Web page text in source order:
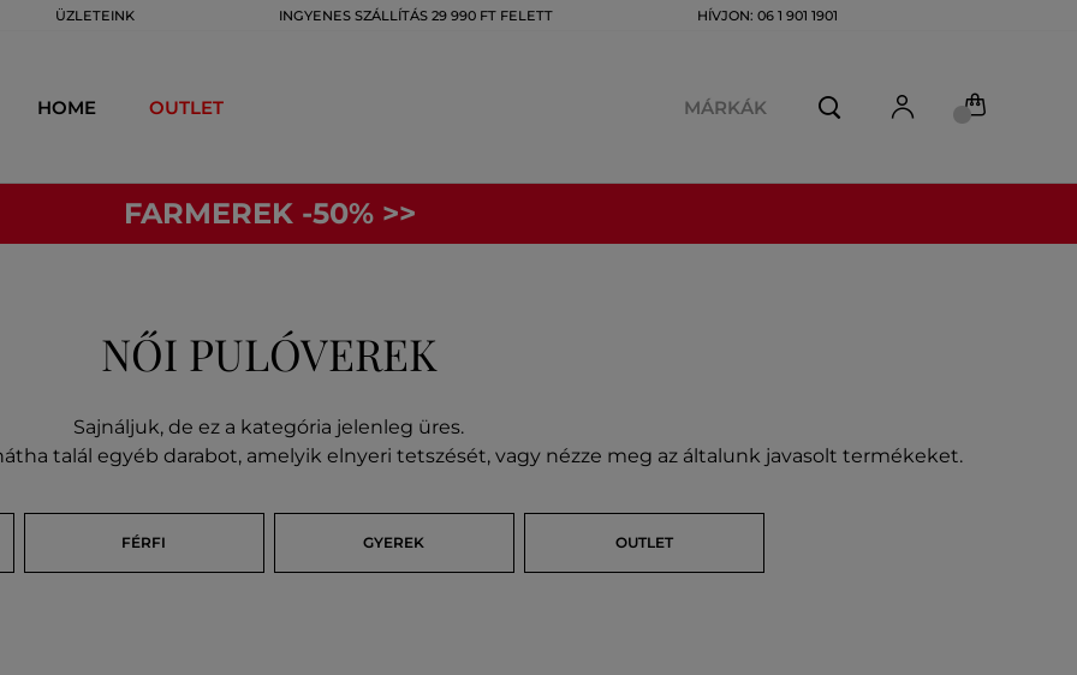
ÜZLETEINK INGYENES SZÁLLÍTÁS 29 990 FT FELETT HÍVJON: 06 1 901 1901
HOME OUTLET MÁRKÁK
FARMEREK -50% >>
NŐI PULÓVEREK
Sajnáljuk, de ez a kategória jelenleg üres.
talál egyéb darabot, amelyik elnyeri tetszését, vagy nézze meg az általunk javasolt termékeket.
FÉRFI GYEREK OUTLET